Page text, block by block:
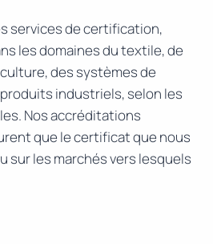
services de certification,
les domaines du textile, de
des systèmes de
industriels, selon les
Nos accréditations
que le certificat que nous
sur les marchés vers lesquels